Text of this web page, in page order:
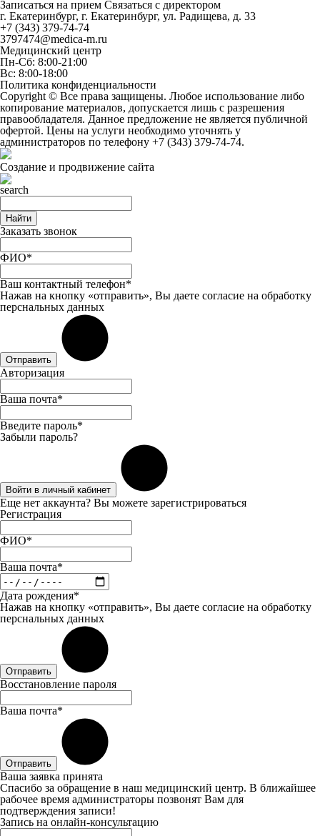
Записаться на прием Связаться с директором
г. Екатеринбург, г. Екатеринбург, ул. Радищева, д. 33
+7 (343) 379-74-74
3797474@medica-m.ru
Медицинский центр
Пн-Сб: 8:00-21:00
Вс: 8:00-18:00
Политика конфиденциальности
Copyright © Все права защищены. Любое использование либо
копирование материалов, допускается лишь с разрешения
правообладателя. Данное предложение не является публичной
офертой. Цены на услуги необходимо уточнять у
администраторов по телефону +7 (343) 379-74-74.
Создание и продвижение сайта
Найти
Заказать звонок
ФИО*
Ваш контактный телефон*
Нажав на кнопку «отправить», Вы даете согласие на обработку
перснальных данных
Отправить
Авторизация
Ваша почта*
Введите пароль*
Забыли пароль?
Войти в личный кабинет
Еще нет аккаунта? Вы можете зарегистрироваться
Регистрация
ФИО*
Ваша почта*
Дата рождения*
Нажав на кнопку «отправить», Вы даете согласие на обработку
перснальных данных
Отправить
Восстановление пароля
Ваша почта*
Отправить
Ваша заявка принята
Спасибо за обращение в наш медицинский центр. В ближайшее
рабочее время администраторы позвонят Вам для
подтверждения записи!
Запись на онлайн-консультацию